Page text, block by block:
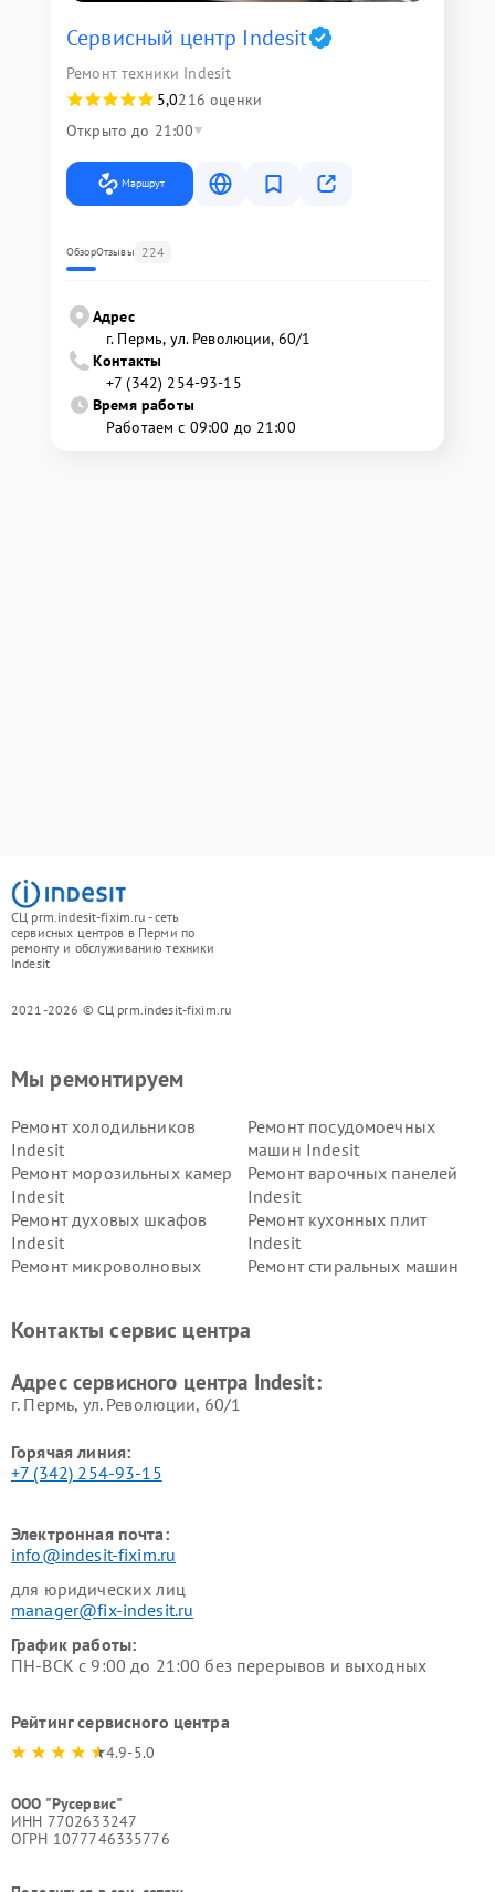
Сервисный центр Indesit
Ремонт техники Indesit
5,0216 оценки
Открыто до 21:00
Маршрут
ОбзорОтзывы 224
Адрес
г. Пермь, ул. ​Революции, 60/1
Контакты
+7 (342) 254-93-15
Время работы
Работаем с 09:00 до 21:00
СЦ prm.indesit-fixim.ru - сеть
сервисных центров в Перми по
ремонту и обслуживанию техники
Indesit
2021-2026 © СЦ prm.indesit-fixim.ru
Мы ремонтируем
Ремонт холодильников
Indesit
Ремонт посудомоечных
машин Indesit
Ремонт морозильных камер
Indesit
Ремонт варочных панелей
Indesit
Ремонт духовых шкафов
Indesit
Ремонт кухонных плит
Indesit
Ремонт микроволновых
Ремонт стиральных машин
Indesit
Indesit
Контакты сервис центра
Адрес сервисного центра Indesit:
г. Пермь, ул. ​Революции, 60/1
Горячая линия:
+7 (342) 254-93-15
Электронная почта:
info@indesit-fixim.ru
для юридических лиц
manager@fix-indesit.ru
График работы:
ПН-ВСК с 9:00 до 21:00 без перерывов и выходных
Рейтинг сервисного центра
4.9-5.0
ООО "Русервис"
ИНН 7702633247
ОГРН 1077746335776